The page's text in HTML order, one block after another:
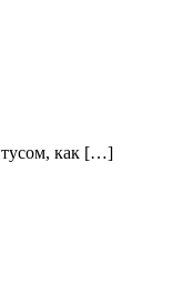
как […]